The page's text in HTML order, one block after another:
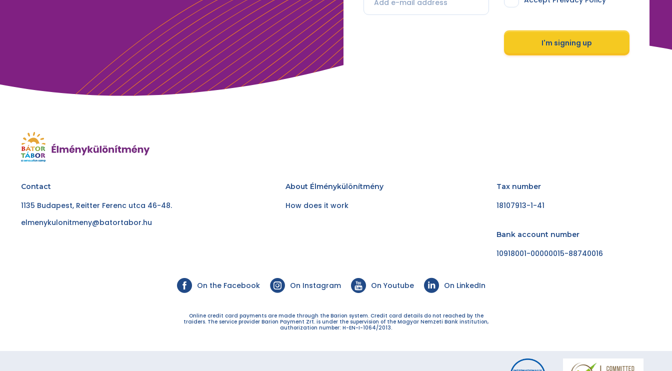
I'm signing up
Contact
1135 Budapest, Reitter Ferenc utca 46-48.
elmenykulonitmeny@batortabor.hu
About Élménykülönítmény
How does it work
Tax number
18107913-1-41
Bank account number
10918001-00000015-88740016
On the Facebook On Instagram On Youtube On LinkedIn
Online credit card payments are made through the Barion system. Credit card details do not reached by the
traiders. The service provider Barion Payment Zrt. is under the supervision of the Magyar Nemzeti Bank institution,
authorization number: H-EN-I-1064/2013.